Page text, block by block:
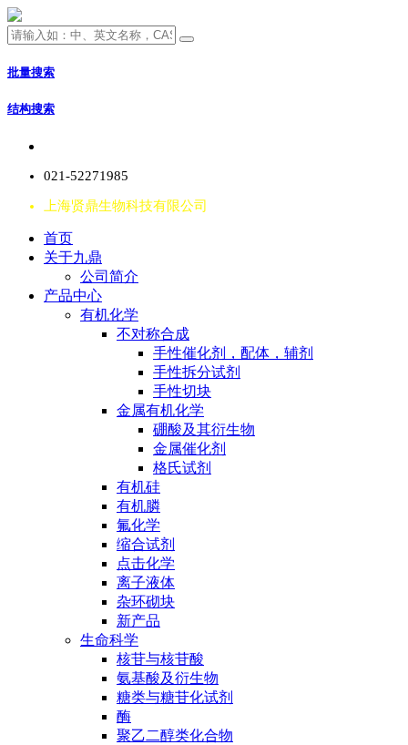
批量搜索
结构搜索
021-52271985
上海贤鼎生物科技有限公司
首页
关于九鼎
公司简介
产品中心
有机化学
不对称合成
手性催化剂，配体，辅剂
手性拆分试剂
手性切块
金属有机化学
硼酸及其衍生物
金属催化剂
格氏试剂
有机硅
有机膦
氟化学
缩合试剂
点击化学
离子液体
杂环砌块
新产品
生命科学
核苷与核苷酸
氨基酸及衍生物
糖类与糖苷化试剂
酶
聚乙二醇类化合物